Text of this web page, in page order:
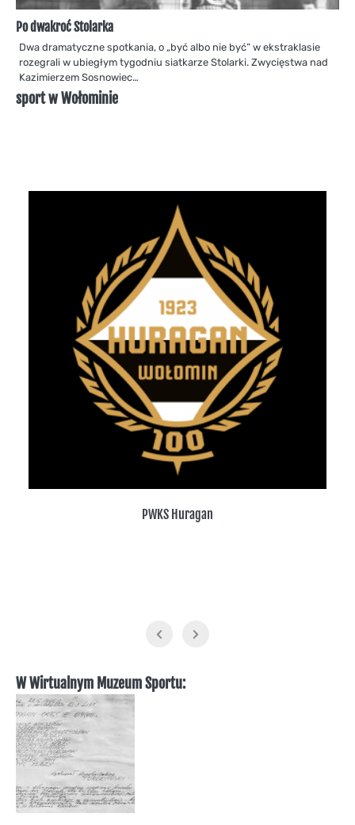
Po dwakroć Stolarka
Dwa dramatyczne spotkania, o „być albo nie być” w ekstraklasie
rozegrali w ubiegłym tygodniu siatkarze Stolarki. Zwycięstwa nad
Kazimierzem Sosnowiec…
sport w Wołominie
PWKS Huragan
W Wirtualnym Muzeum Sportu: